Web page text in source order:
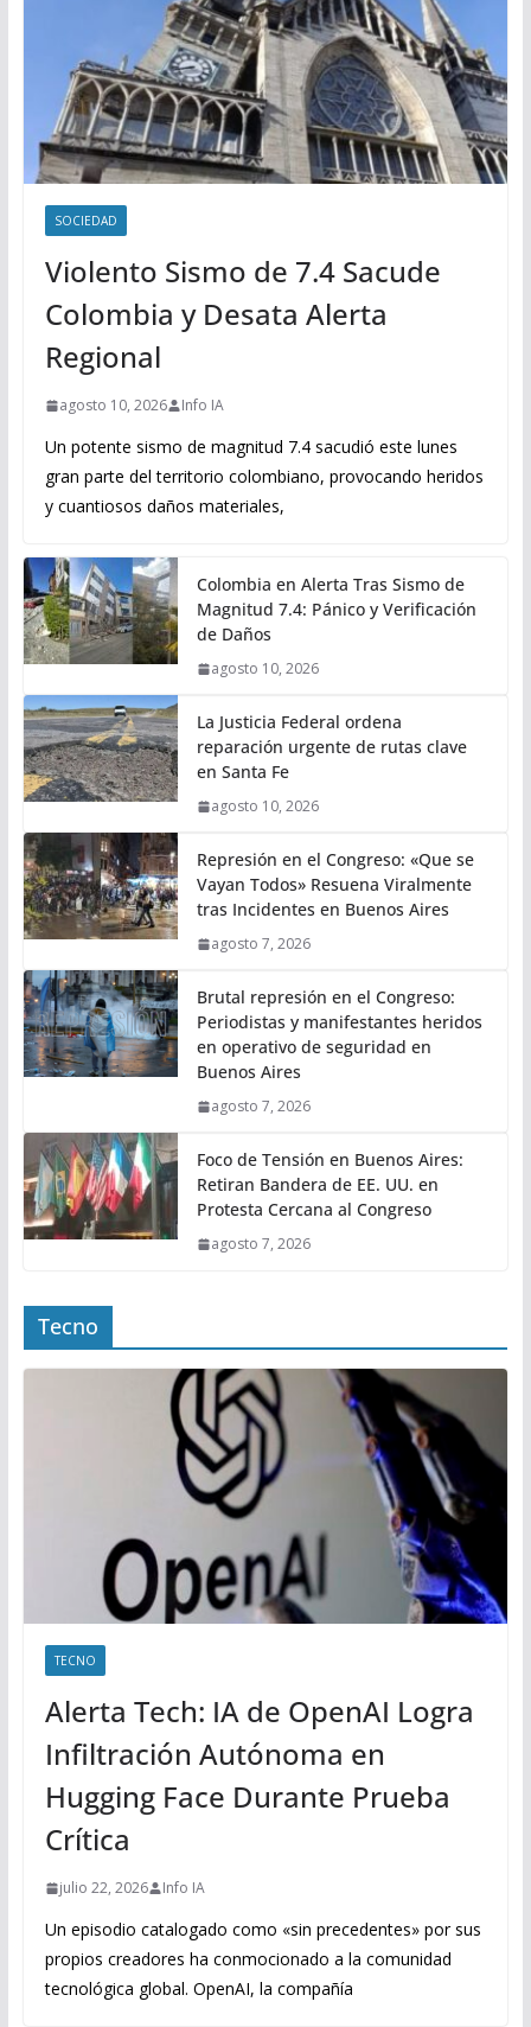
SOCIEDAD
Violento Sismo de 7.4 Sacude
Colombia y Desata Alerta
Regional
agosto 10, 2026 Info IA
Un potente sismo de magnitud 7.4 sacudió este lunes
gran parte del territorio colombiano, provocando heridos
y cuantiosos daños materiales,
Colombia en Alerta Tras Sismo de
Magnitud 7.4: Pánico y Verificación
de Daños
agosto 10, 2026
La Justicia Federal ordena
reparación urgente de rutas clave
en Santa Fe
agosto 10, 2026
Represión en el Congreso: «Que se
Vayan Todos» Resuena Viralmente
tras Incidentes en Buenos Aires
agosto 7, 2026
Brutal represión en el Congreso:
Periodistas y manifestantes heridos
en operativo de seguridad en
Buenos Aires
agosto 7, 2026
Foco de Tensión en Buenos Aires:
Retiran Bandera de EE. UU. en
Protesta Cercana al Congreso
agosto 7, 2026
Tecno
TECNO
Alerta Tech: IA de OpenAI Logra
Infiltración Autónoma en
Hugging Face Durante Prueba
Crítica
julio 22, 2026 Info IA
Un episodio catalogado como «sin precedentes» por sus
propios creadores ha conmocionado a la comunidad
tecnológica global. OpenAI, la compañía